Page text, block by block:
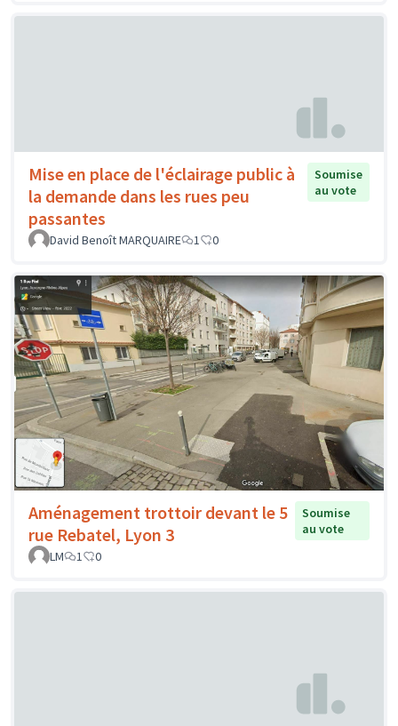
Mise en place de l'éclairage public à
la demande dans les rues peu
passantes
Soumise
au vote
David Benoît MARQUAIRE 1 0
Aménagement trottoir devant le 5
rue Rebatel, Lyon 3
Soumise
au vote
LM
1 0